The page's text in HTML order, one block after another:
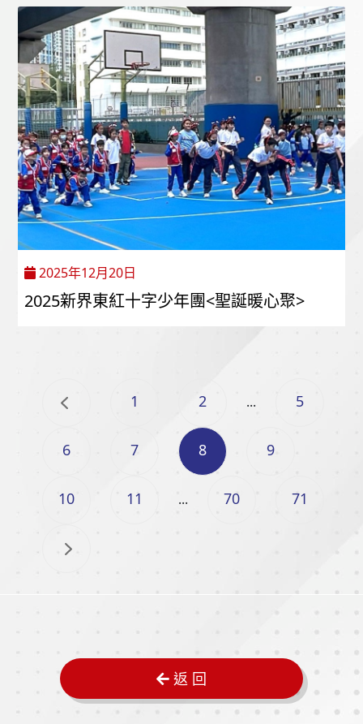
2025年12月20日
2025新界東紅十字少年團<聖誕暖心聚>
1 2 ... 5
6 7 8 9
10 11 ... 70 71
返 回